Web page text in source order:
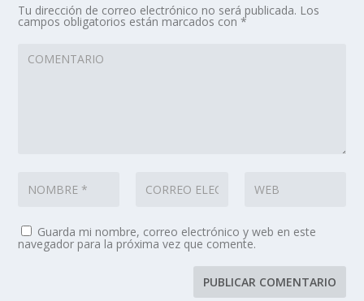
Tu dirección de correo electrónico no será publicada. Los
campos obligatorios están marcados con*
Guarda mi nombre, correo electrónico y web en este
navegador para la próxima vez que comente.